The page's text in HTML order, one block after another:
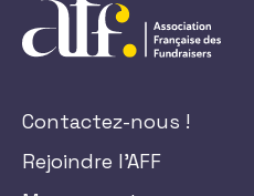
Contactez-nous !
Rejoindre l'AFF